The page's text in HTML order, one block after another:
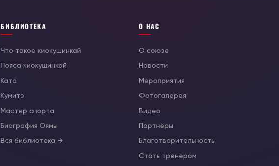
БИБЛИОТЕКА
Что такое киокушинкай
Пояса киокушинкай
Ката
Кумитэ
Мастер спорта
Биография Оямы
Вся библиотека →
О НАС
О союзе
Новости
Мероприятия
Фотогалерея
Видео
Партнёры
Благотворительность
Стать тренером